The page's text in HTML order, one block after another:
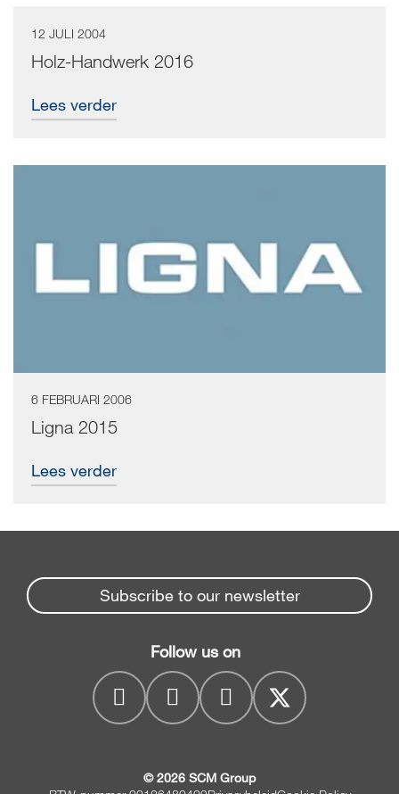
12 JULI 2004
Holz-Handwerk 2016
Lees verder
6 FEBRUARI 2006
Ligna 2015
Lees verder
Subscribe to our newsletter
Follow us on
© 2026 SCM Group